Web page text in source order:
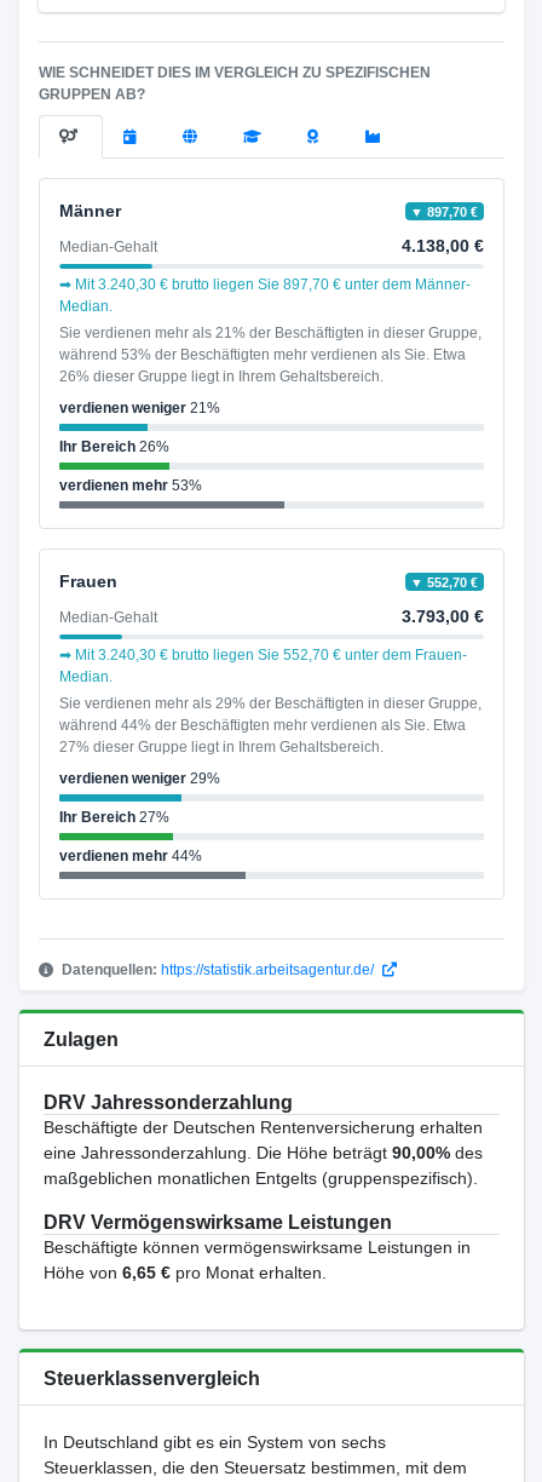
WIE SCHNEIDET DIES IM VERGLEICH ZU SPEZIFISCHEN
GRUPPEN AB?
Männer ▼ 897,70 €
Median-Gehalt 4.138,00 €
➡ Mit 3.240,30 € brutto liegen Sie 897,70 € unter dem Männer-
Median.
Sie verdienen mehr als 21% der Beschäftigten in dieser Gruppe,
während 53% der Beschäftigten mehr verdienen als Sie. Etwa
26% dieser Gruppe liegt in Ihrem Gehaltsbereich.
verdienen weniger21%
Ihr Bereich26%
verdienen mehr53%
Frauen ▼ 552,70 €
Median-Gehalt 3.793,00 €
➡ Mit 3.240,30 € brutto liegen Sie 552,70 € unter dem Frauen-
Median.
Sie verdienen mehr als 29% der Beschäftigten in dieser Gruppe,
während 44% der Beschäftigten mehr verdienen als Sie. Etwa
27% dieser Gruppe liegt in Ihrem Gehaltsbereich.
verdienen weniger29%
Ihr Bereich27%
verdienen mehr44%
Datenquellen: https://statistik.arbeitsagentur.de/
Zulagen
DRV Jahressonderzahlung
Beschäftigte der Deutschen Rentenversicherung erhalten
eine Jahressonderzahlung. Die Höhe beträgt 90,00%des
maßgeblichen monatlichen Entgelts (gruppenspezifisch).
DRV Vermögenswirksame Leistungen
Beschäftigte können vermögenswirksame Leistungen in
Höhe von 6,65 €pro Monat erhalten.
Steuerklassenvergleich
In Deutschland gibt es ein System von sechs
Steuerklassen, die den Steuersatz bestimmen, mit dem